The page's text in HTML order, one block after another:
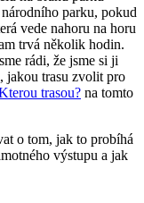
parku, pokud
vede nahoru na horu
trvá několik hodin.
rádi, že jsme si ji
jakou trasu zvolit pro
trasou? na tomto
o tom, jak to probíhá
výstupu a jak